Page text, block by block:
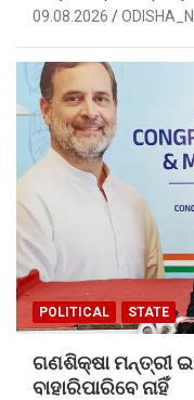
09.08.2026
POLITICAL STATE
ଗଣଶିକ୍ଷା ମନ୍ତ୍ରୀ
ବାହାରିପାରିବେ ନାହିଁ